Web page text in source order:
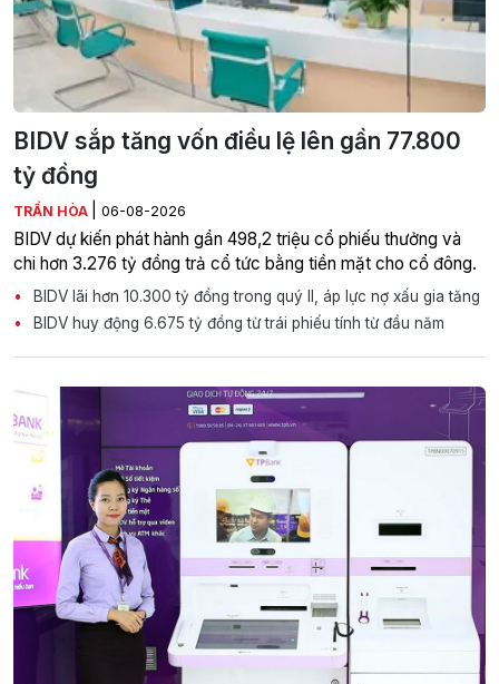
BIDV sắp tăng vốn điều lệ lên gần 77.800
tỷ đồng
TRẦN HÒA 06-08-2026
BIDV dự kiến phát hành gần 498,2 triệu cổ phiếu thưởng và
chi hơn 3.276 tỷ đồng trả cổ tức bằng tiền mặt cho cổ đông.
BIDV lãi hơn 10.300 tỷ đồng trong quý II, áp lực nợ xấu gia tăng
BIDV huy động 6.675 tỷ đồng từ trái phiếu tính từ đầu năm